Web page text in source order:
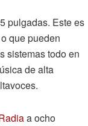
pulgadas. Este es
que pueden
sistemas todo en
de alta
a ocho